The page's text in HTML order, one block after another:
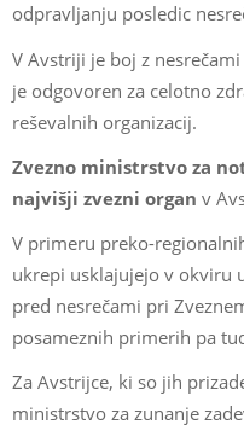
odpravljanju posledic
V Avstriji je boj z
je odgovoren za celotno
reševalnih organizacij.
Zvezno ministrstvo za
najvišji zvezni organ v
V primeru preko-
ukrepi usklajujejo v okviru
pred nesrečami pri
posameznih primerih pa
Za Avstrijce, ki so jih
ministrstvo za zunanje